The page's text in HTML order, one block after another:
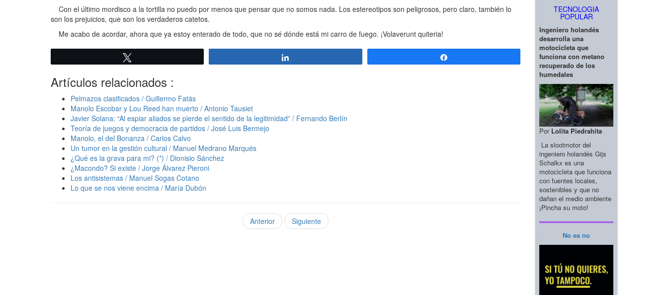
Con el último mordisco a la tortilla no puedo por menos que pensar que no somos nada. Los estereotipos son peligrosos, pero claro, también lo
son los prejuicios, que son los verdaderos catetos.
Me acabo de acordar, ahora que ya estoy enterado de todo, que no sé dónde está mi carro de fuego. ¡Volaverunt quiteria!
Artículos relacionados :
Pelmazos clasificados / Guillermo Fatás
Manolo Escobar y Lou Reed han muerto / Antonio Tausiet
Javier Solana: “Al espiar aliados se pierde el sentido de la legitimidad” / Fernando Berlín
Teoría de juegos y democracia de partidos / José Luis Bermejo
Manolo, el del Bonanza / Carlos Calvo
Un tumor en la gestión cultural / Manuel Medrano Marqués
¿Qué es la grava para mi? (*) / Dionisio Sánchez
¿Macondo? Si existe / Jorge Álvarez Pieroni
Los antisistemas / Manuel Sogas Cotano
Lo que se nos viene encima / María Dubón
Anterior Siguiente
TECNOLOGIA
POPULAR
Ingeniero holandés
desarrolla una
motocicleta que
funciona con metano
recuperado de los
humedales
Por Lolita Piedrahita
La slootmotor del
ingeniero holandés Gijs
Schalkx es una
motocicleta que funciona
con fuentes locales,
sostenibles y que no
dañan el medio ambiente
¡Pincha su moto!
No es no